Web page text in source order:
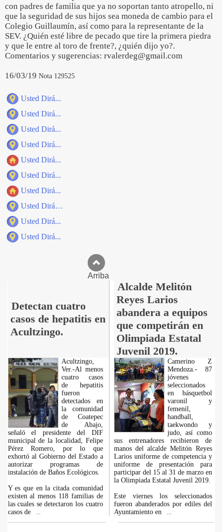
con padres de familia que ya no soportan tanto atropello, ni
que la seguridad de sus hijos sea moneda de cambio para el
Colegio Guillaumín, así como para la representante de la
SEV. ¿Quién esté libre de pecado que tire la primera piedra
y que le entre al toro de frente?, ¿quién dijo yo?.
Comentarios y sugerencias: rvalerdeg@gmail.com
16/03/19 Nota 129525
Usted Dirá...
Usted Dirá...
Usted Dirá...
Usted Dirá...
Usted Dirá...
Usted Dirá...
Usted Dirá...
Usted Dirá…
Usted Dirá...
Usted Dirá...
Arriba
Detectan cuatro
casos de hepatitis en
Acultzingo.
Alcalde Melitón
Reyes Larios
abandera a equipos
que competirán en
Olimpiada Estatal
Juvenil 2019.
Acultzingo,
Ver.-Al menos
cuatro casos
de hepatitis
fueron
detectados en
la comunidad
de Coatepec
de Abajo,
señaló el presidente del DIF
municipal de la localidad, Felipe
Pérez Romero, por lo que
exhortó al Gobierno del Estado a
autorizar programas de
instalación de Baños Ecológicos.
Y es que en la citada comunidad
existen al menos 118 familias de
las cuales se detectaron los cuatro
casos de
Camerino Z
Mendoza.- 87
jóvenes
seleccionados
en básquetbol
varonil y
femenil,
handball,
taekwondo y
judo, así como
sus entrenadores recibieron de
manos del alcalde Melitón Reyes
Larios uniforme de competencia y
uniforme de presentación para
participar del 15 al 31 de marzo en
la Olimpiada Estatal Juvenil 2019.
Este viernes los seleccionados
fueron abanderados por ediles del
Ayuntamiento en